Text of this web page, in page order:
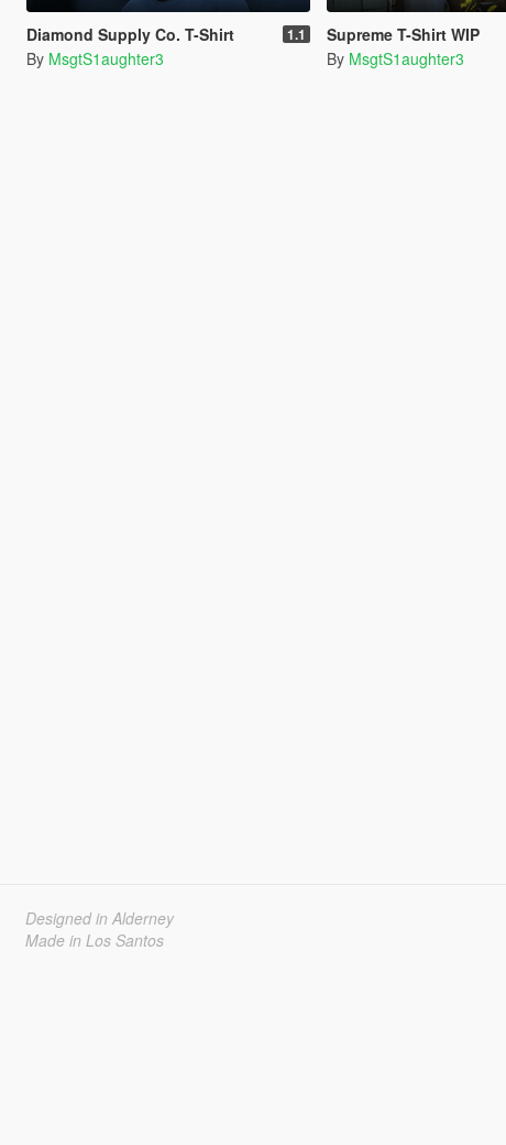
Diamond Supply Co. T-Shirt 1.1
By MsgtS1aughter3
Supreme T-Shirt WIP
By MsgtS1aughter3
Designed in Alderney
Made in Los Santos